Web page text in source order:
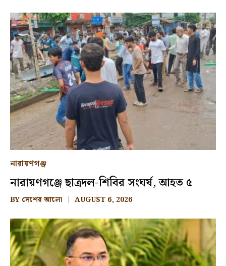
নারায়ণগঞ্জ
নারায়ণগঞ্জে ছাত্রদল-শিবির সংঘর্ষ, আহত ৫
BY দেশের আলো AUGUST 6, 2026